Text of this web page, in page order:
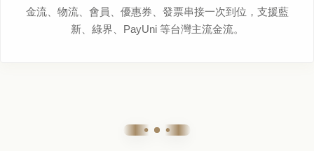
金流、物流、會員、優惠券、發票串接一次到位，支援藍
新、綠界、PayUni 等台灣主流金流。